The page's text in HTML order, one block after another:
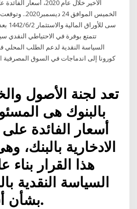
الأخير خلال عام 2020،
الخميس الموافق
سى
تتمتع بوفرة في الاحتياطي
السياسة النقدية لدعم الطلب المحلي
كورونا إلى اندماجات في السوق المصرفية
تعد لجنة الأصول
بالبنوك هى
أسعار الفائدة على
الادخارية بالبنك،
هذا القرار بناء
السياسة النقدية
بشأن أسعار الفائدة.